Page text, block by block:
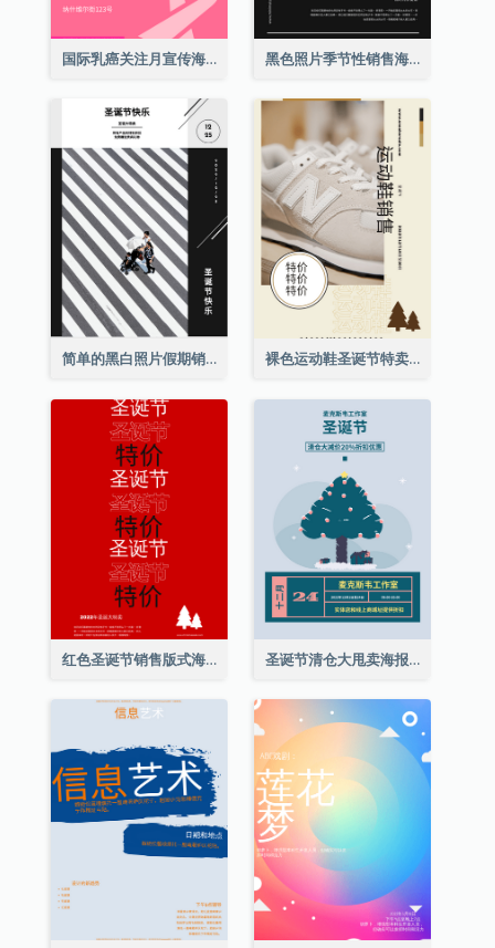
国际乳癌关注月宣传海报 黑色照片季节性销售海报
简单的黑白照片假期销售海报 裸色运动鞋圣诞节特卖海报
红色圣诞节销售版式海报 圣诞节清仓大甩卖海报